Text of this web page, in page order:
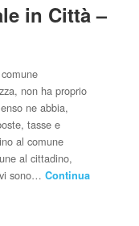
in Città –
non ha proprio
ne abbia,
tasse e
al comune
al cittadino,
sono… Continua